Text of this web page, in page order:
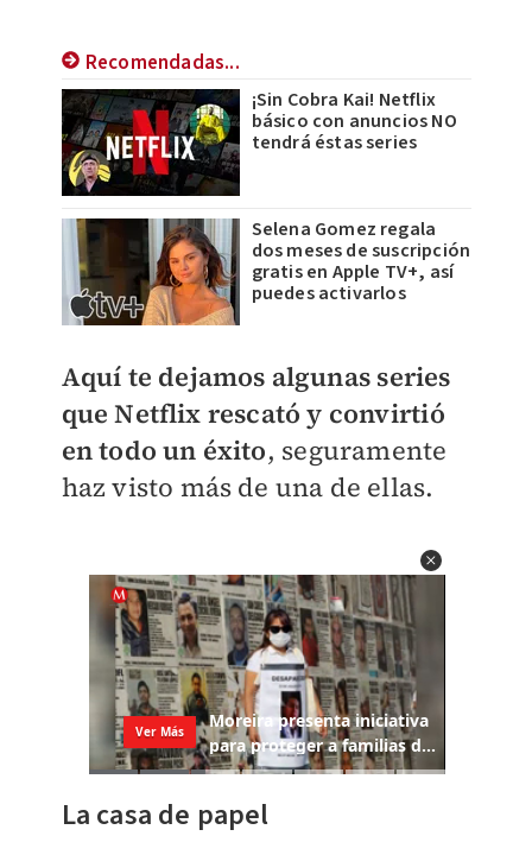
Recomendadas...
¡Sin Cobra Kai! Netflix
básico con anuncios NO
tendrá éstas series
Selena Gomez regala
dos meses de suscripción
gratis en Apple TV+, así
puedes activarlos
Aquí te dejamos algunas series
que Netflix rescató y convirtió
en todo un éxito, seguramente
haz visto más de una de ellas.
La casa de papel